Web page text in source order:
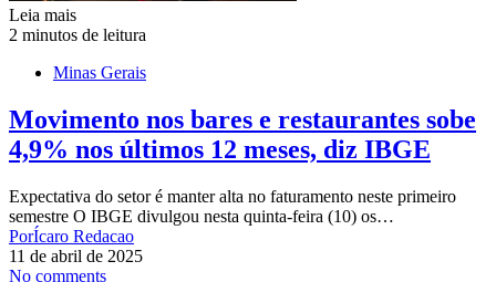
Leia mais
2 minutos de leitura
Minas Gerais
Movimento nos bares e restaurantes sobe
4,9% nos últimos 12 meses, diz IBGE
Expectativa do setor é manter alta no faturamento neste primeiro
semestre O IBGE divulgou nesta quinta-feira (10) os…
PorÍcaro Redacao
11 de abril de 2025
No comments